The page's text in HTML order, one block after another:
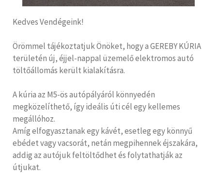
Kedves Vendégeink!
Örömmel tájékoztatjuk Önöket, hogy a GEREBY KÚRIA
területén új, éjjel-nappal üzemelő elektromos autó
töltőállomás került kialakításra.
A kúria az M5-ös autópályáról könnyedén
megközelíthető, így ideális úti cél egy kellemes
megállóhoz.
Amíg elfogyasztanak egy kávét, esetleg egy könnyű
ebédet vagy vacsorát, netán megpihennek éjszakára,
addig az autójuk feltöltődhet és folytathatják az
útjukat.